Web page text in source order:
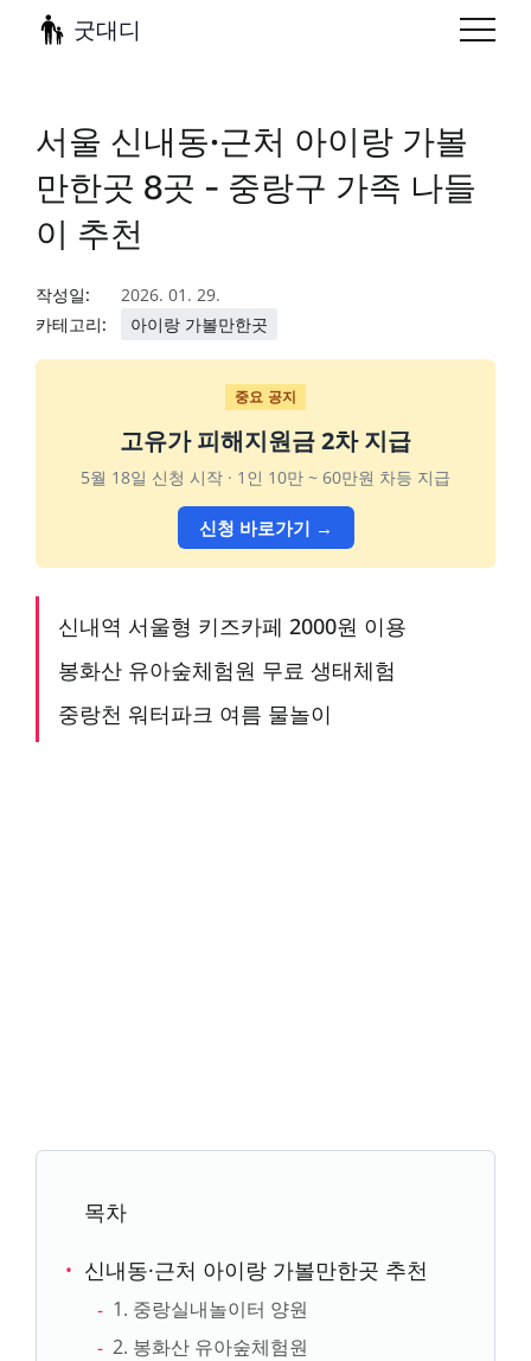
굿대디
서울 신내동·근처 아이랑 가볼
만한곳 8곳 - 중랑구 가족 나들
이 추천
작성일:
2026. 01. 29.
카테고리:
아이랑 가볼만한곳
중요 공지
고유가 피해지원금 2차 지급
5월 18일 신청 시작 · 1인 10만 ~ 60만원 차등 지급
신청 바로가기 →
신내역 서울형 키즈카페 2000원 이용
봉화산 유아숲체험원 무료 생태체험
중랑천 워터파크 여름 물놀이
목차
신내동·근처 아이랑 가볼만한곳 추천
1. 중랑실내놀이터 양원
2. 봉화산 유아숲체험원